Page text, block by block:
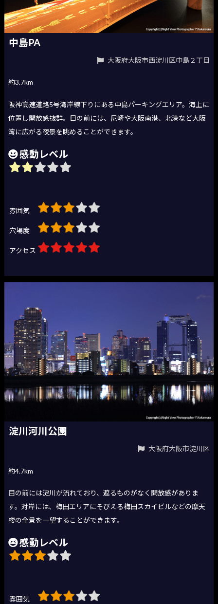
中島PA
大阪府大阪市西淀川区中島２丁目
約3.7km
阪神高速道路5号湾岸線下りにある中島パーキングエリア。海上に
位置し開放感抜群。目の前には、尼崎や大阪南港、北港など大阪
湾に広がる夜景を眺めることができます。
感動レベル
雰囲気
穴場度
アクセス
淀川河川公園
大阪府大阪市淀川区
約4.7km
目の前には淀川が流れており、遮るものがなく開放感がありま
す。対岸には、梅田エリアにそびえる梅田スカイビルなどの摩天
楼の全景を一望することができます。
感動レベル
雰囲気